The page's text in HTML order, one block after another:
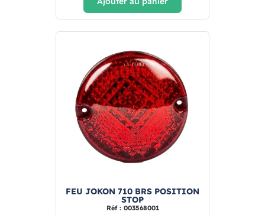
FEU JOKON 710 BRS POSITION
STOP
Réf : 003568001